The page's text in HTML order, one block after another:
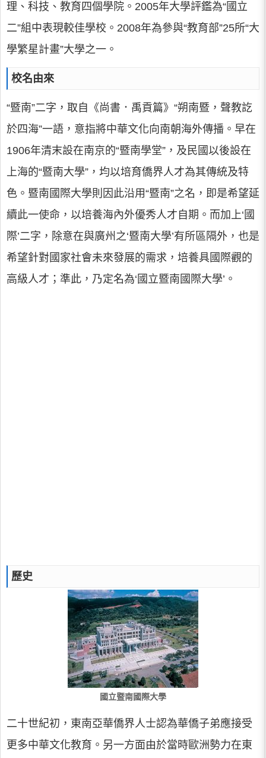
理、科技、教育四個學院。2005年大學評鑑為“國立
二”組中表現較佳學校。2008年為參與“教育部”25所“大
學繁星計畫”大學之一。
校名由來
“暨南”二字，取自《尚書．禹貢篇》“朔南暨，聲教訖
於四海”一語，意指將中華文化向南朝海外傳播。早在
1906年清末設在南京的“暨南學堂”，及民國以後設在
上海的“暨南大學”，均以培育僑界人才為其傳統及特
色。暨南國際大學則因此沿用“暨南”之名，即是希望延
續此一使命，以培養海內外優秀人才自期。而加上‘國
際’二字，除意在與廣州之‘暨南大學’有所區隔外，也是
希望針對國家社會未來發展的需求，培養具國際觀的
高級人才；準此，乃定名為‘國立暨南國際大學’。
歷史
國立暨南國際大學
二十世紀初，東南亞華僑界人士認為華僑子弟應接受
更多中華文化教育。另一方面由於當時歐洲勢力在東